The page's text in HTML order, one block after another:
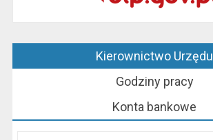
Kierownictwo Urzędu
Godziny pracy
Konta bankowe